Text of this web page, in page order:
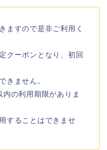
ますので是非ご利用く
クーポンとなり、初回
きません。
の利用期限がありま
することはできませ